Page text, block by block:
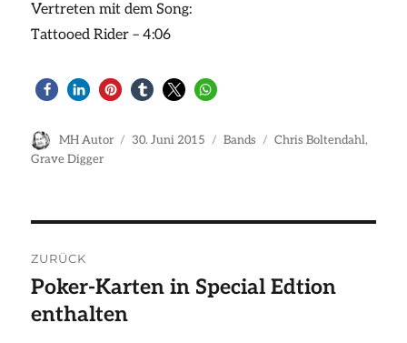
Vertreten mit dem Song:
Tattooed Rider – 4:06
Autor
MH Autor
Veröffentlicht
30. Juni 2015 Kategorien
Bands Schlagwörter
Chris Boltendahl,
Grave Digger
ZURÜCK
Vorheriger
Beitrag:
Poker-Karten in Special Edtion
enthalten